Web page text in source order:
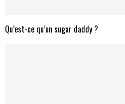
Qu’est-ce qu’un sugar daddy ?